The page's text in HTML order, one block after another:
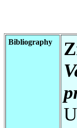
Bibliography